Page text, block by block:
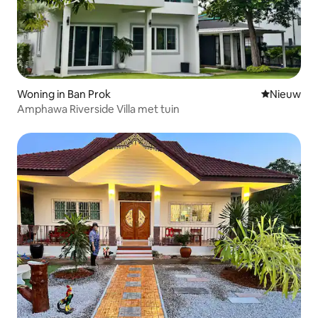
Woning in Ban Prok Nieuwe
Nieuw
Amphawa Riverside Villa met tuin